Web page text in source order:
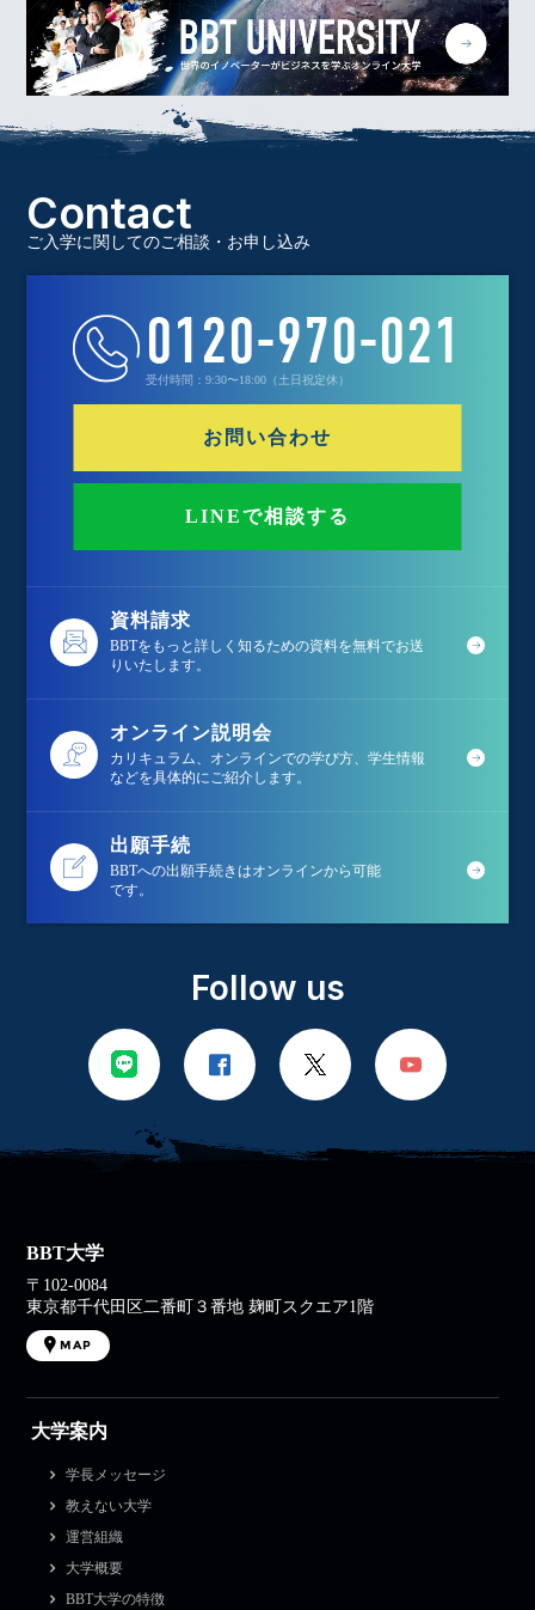
Contact
ご入学に関してのご相談・お申し込み
0120-970-021
受付時間：9:30〜18:00（土日祝定休）
お問い合わせ
LINEで相談する
資料請求
BBTをもっと詳しく知るための資料を無料でお送
りいたします。
オンライン説明会
カリキュラム、オンラインでの学び方、学生情報
などを具体的にご紹介します。
出願手続
BBTへの出願手続きはオンラインから可能
です。
Follow us
BBT大学
〒102-0084
東京都千代田区二番町３番地 麹町スクエア1階
MAP
大学案内
学長メッセージ
教えない大学
運営組織
大学概要
BBT大学の特徴